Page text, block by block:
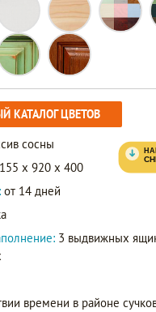
КАТАЛОГ ЦВЕТОВ
сосны
x 920 x 400
от 14 дней
3 выдвижных
времени в районе